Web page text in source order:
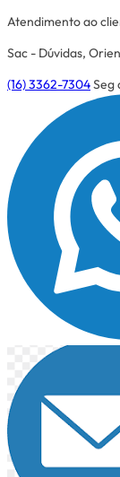
Atendimento ao
Sac - Dúvidas,
(16) 3362-7304Seg